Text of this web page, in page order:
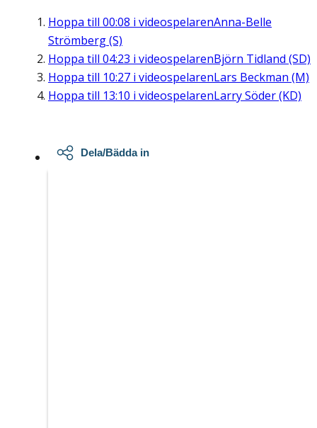
Hoppa till 00:08 i videospelarenAnna-Belle
Strömberg (S)
Hoppa till 04:23 i videospelarenBjörn Tidland (SD)
Hoppa till 10:27 i videospelarenLars Beckman (M)
Hoppa till 13:10 i videospelarenLarry Söder (KD)
Dela/Bädda in